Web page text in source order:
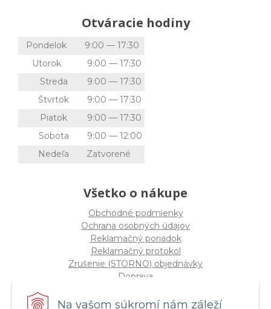
Na vašom súkromí nám záleží
Otváracie hodiny
Pondelok
9:00 — 17:30
Utorok
9:00 — 17:30
Streda
9:00 — 17:30
Štvrtok
9:00 — 17:30
Piatok
9:00 — 17:30
Sobota
9:00 — 12:00
Nedeľa
Zatvorené
Všetko o nákupe
Obchodné podmienky
Ochrana osobných údajov
Reklamačný poriadok
Reklamačný protokol
Zrušenie (STORNO) objednávky
Doprava
Štatút súťaže "Vianoce 2025"